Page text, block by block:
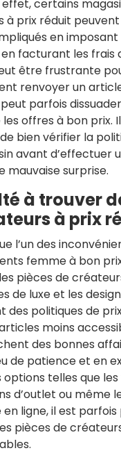
effet, certains
à prix réduit
en imposant
facturant les frais
être frustrante
renvoyer un
parfois
offres à bon prix.
bien vérifier la
avant d’effectuer
mauvaise surprise.
à trouver
à prix
l’un des
femme à bon
pièces de
de luxe et les
des politiques de
moins
des bonnes
de patience et en
telles que
d’outlet ou même
ligne, il est parfois
pièces de